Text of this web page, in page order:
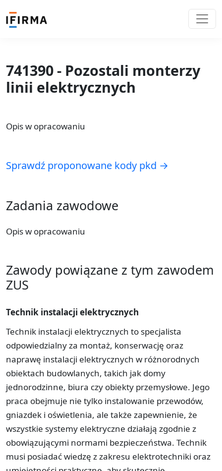
741390 - Pozostali monterzy
linii elektrycznych
Opis w opracowaniu
Sprawdź proponowane kody pkd →
Zadania zawodowe
Opis w opracowaniu
Zawody powiązane z tym zawodem
ZUS
Technik instalacji elektrycznych
Technik instalacji elektrycznych to specjalista
odpowiedzialny za montaż, konserwację oraz
naprawę instalacji elektrycznych w różnorodnych
obiektach budowlanych, takich jak domy
jednorodzinne, biura czy obiekty przemysłowe. Jego
praca obejmuje nie tylko instalowanie przewodów,
gniazdek i oświetlenia, ale także zapewnienie, że
wszystkie systemy elektryczne działają zgodnie z
obowiązującymi normami bezpieczeństwa. Technik
musi posiadać wiedzę z zakresu elektrotechniki oraz